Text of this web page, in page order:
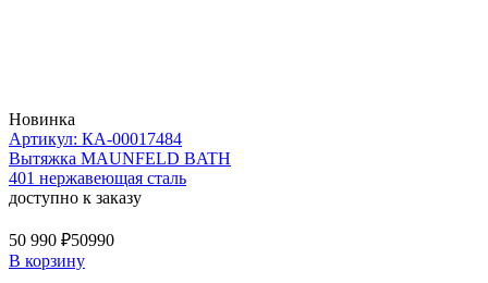
Новинка
Артикул: КА-00017484
Вытяжка MAUNFELD BATH
401 нержавеющая сталь
доступно к заказу
50 990 ₽50990
В корзину